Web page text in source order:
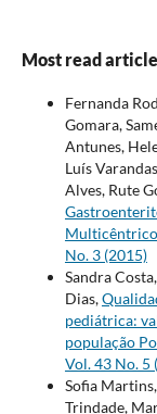
Most read
Fernanda
Gomara,
Antunes,
Luís
Alves, Rute
Multicêntrico
No. 3 (2015)
Sandra
Dias,
pediátrica:
população
Vol. 43 No. 5
Sofia
Trindade,